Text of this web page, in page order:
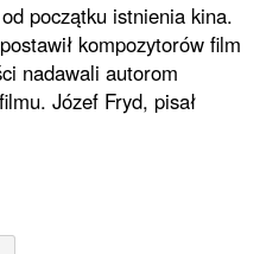
początku istnienia kina.
kompozytorów film
nadawali autorom
Józef Fryd, pisał